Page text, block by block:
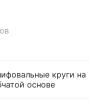
круги на
основе